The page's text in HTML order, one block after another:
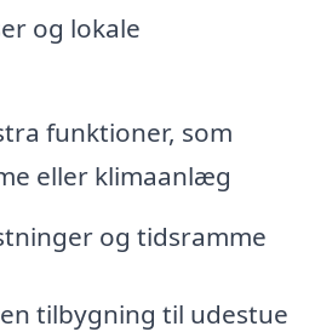
og lokale
funktioner, som
eller klimaanlæg
og tidsramme
tilbygning til udestue